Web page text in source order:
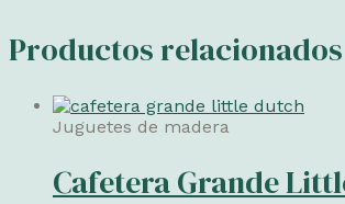
Productos relacionados
Juguetes de madera
Cafetera Grande